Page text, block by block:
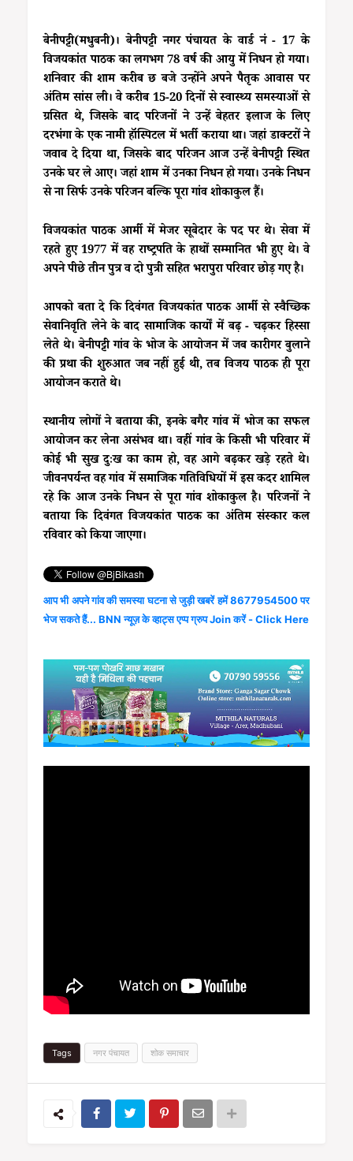
बेनीपट्टी(मधुबनी)। बेनीपट्टी नगर पंचायत के वार्ड नं - 17 के
विजयकांत पाठक का लगभग 78 वर्ष की आयु में निधन हो गया।
शनिवार की शाम करीब छ बजे उन्होंने अपने पैतृक आवास पर
अंतिम सांस ली। वे करीब 15-20 दिनों से स्वास्थ्य समस्याओं से
ग्रसित थे, जिसके बाद परिजनों ने उन्हें बेहतर इलाज के लिए
दरभंगा के एक नामी हॉस्पिटल में भर्ती कराया था। जहां डाक्टरों ने
जवाब दे दिया था, जिसके बाद परिजन आज उन्हें बेनीपट्टी स्थित
उनके घर ले आए। जहां शाम में उनका निधन हो गया। उनके निधन
से ना सिर्फ उनके परिजन बल्कि पूरा गांव शोकाकुल हैं।
विजयकांत पाठक आर्मी में मेजर सूबेदार के पद पर थे। सेवा में
रहते हुए 1977 में वह राष्ट्रपति के हाथों सम्मानित भी हुए थे। वे
अपने पीछे तीन पुत्र व दो पुत्री सहित भरापुरा परिवार छोड़ गए है।
आपको बता दे कि दिवंगत विजयकांत पाठक आर्मी से स्वैच्छिक
सेवानिवृति लेने के बाद सामाजिक कार्यों में बढ़ - चढ़कर हिस्सा
लेते थे। बेनीपट्टी गांव के भोज के आयोजन में जब कारीगर बुलाने
की प्रथा की शुरुआत जब नहीं हुई थी, तब विजय पाठक ही पूरा
आयोजन कराते थे।
स्थानीय लोगों ने बताया की, इनके बगैर गांव में भोज का सफल
आयोजन कर लेना असंभव था। वहीं गांव के किसी भी परिवार में
कोई भी सुख दुःख का काम हो, वह आगे बढ़कर खड़े रहते थे।
जीवनपर्यन्त वह गांव में समाजिक गतिविधियों में इस कदर शामिल
रहे कि आज उनके निधन से पूरा गांव शोकाकुल है। परिजनों ने
बताया कि दिवंगत विजयकांत पाठक का अंतिम संस्कार कल
रविवार को किया जाएगा।
आप भी अपने गांव की समस्या घटना से जुड़ी खबरें हमें 8677954500 पर
भेज सकते हैं... BNN न्यूज़ के व्हाट्स एप्प ग्रुप Join करें - Click Here
Tags नगर पंचायत शोक समाचार